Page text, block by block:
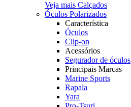
Veja mais Calçados
Óculos Polarizados
Característica
Óculos
Clip-on
Acessórios
Segurador de óculos
Principais Marcas
Marine Sports
Rapala
Yara